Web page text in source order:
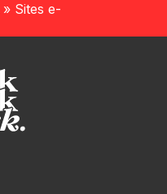
» Sites e-